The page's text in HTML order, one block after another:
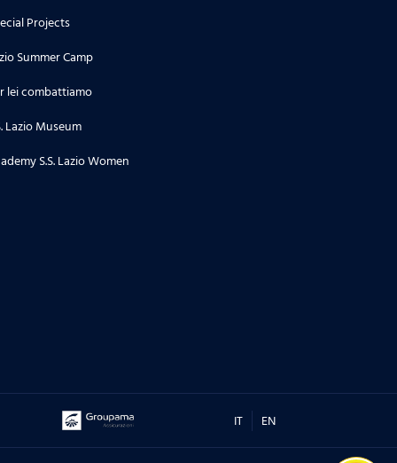
Projects
Summer Camp
lei combattiamo
Lazio Museum
S.S. Lazio Women
IT EN